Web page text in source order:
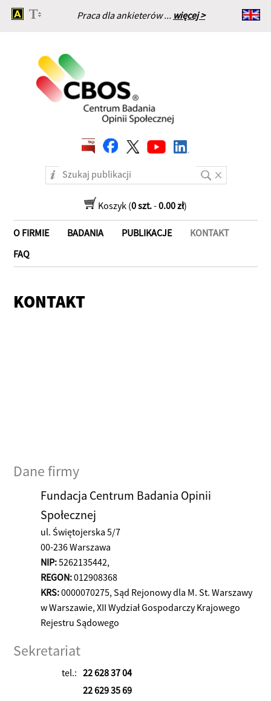
Praca dla ankieterów ... więcej >
Strona główna
Koszyk (0 szt.-0.00 zł)
O FIRMIE BADANIA PUBLIKACJE
KONTAKT
FAQ
KONTAKT
Dane firmy
Fundacja Centrum Badania Opinii
Społecznej
ul. Świętojerska 5/7
00-236 Warszawa
NIP:5262135442,
REGON:012908368
KRS:0000070275, Sąd Rejonowy dla M. St. Warszawy
w Warszawie, XII Wydział Gospodarczy Krajowego
Rejestru Sądowego
Sekretariat
tel.: 22 628 37 04
22 629 35 69